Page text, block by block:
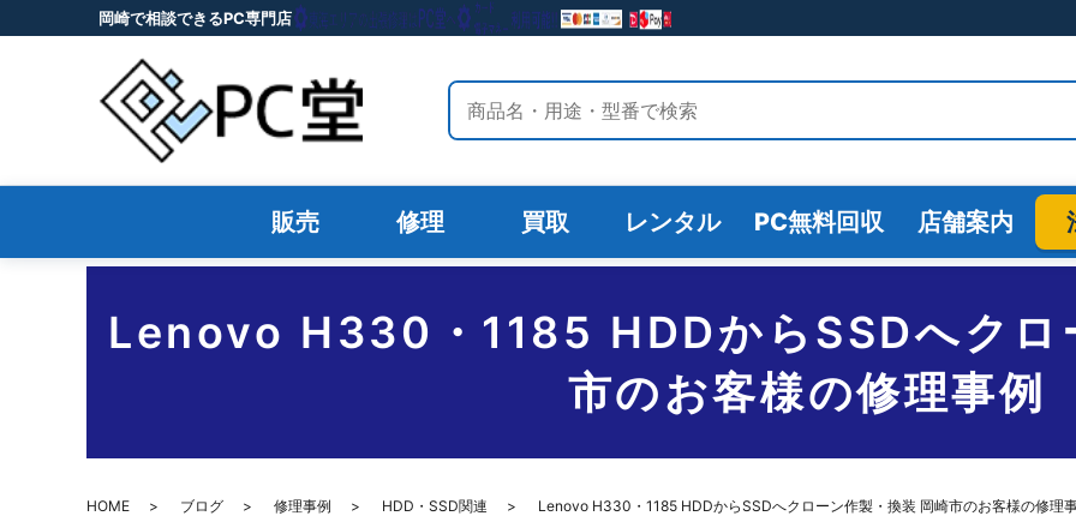
岡崎で相談できるPC専門店
サイト内検索
販売 修理 買取 レンタル PC無料回収 店舗案内
Lenovo H330・1185 HDDからSSDへクロ
市のお客様の修理事例
HOME ブログ 修理事例 HDD・SSD関連 Lenovo H330・1185 HDDからSSDへクローン作製・換装 岡崎市のお客様の修理